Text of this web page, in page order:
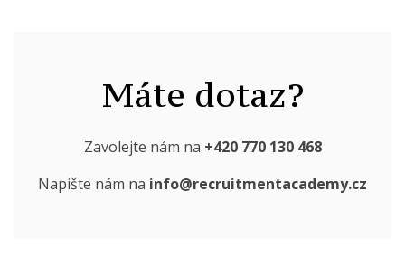
Máte dotaz?
Zavolejte nám na +420 770 130 468
Napište nám na info@recruitmentacademy.cz